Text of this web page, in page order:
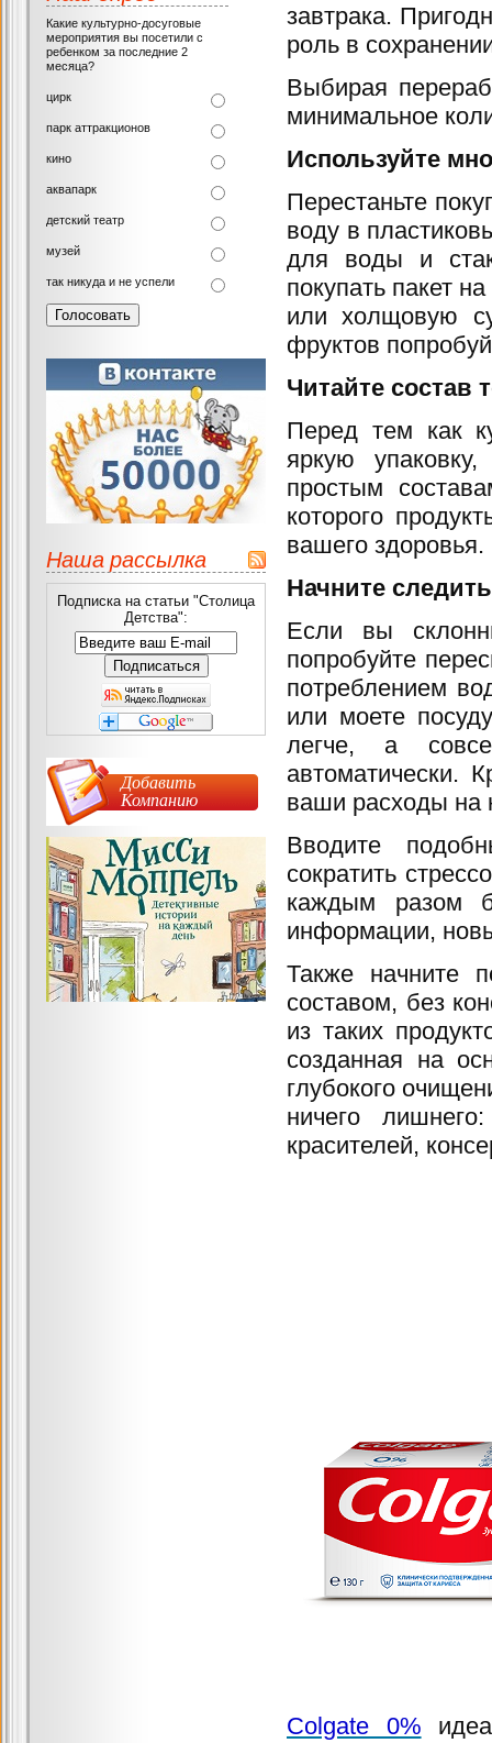
завтрака.
роль в
Выбирая
минимальное
Используйте
Перестаньте
воду в
для воды и
покупать пакет
или холщовую
фруктов
Читайте состав
Перед тем как
яркую
простым
которого
вашего здоровья.
Начните
Если вы
попробуйте
потреблением
или моете
легче, а
автоматически.
ваши расходы на
Вводите
сократить
каждым разом
информации,
Также начните
составом, без
из таких
созданная на
глубокого
ничего
красителей,
Colgate 0%
Какие культурно-досуговые
мероприятия вы посетили с
ребенком за последние 2
месяца?
цирк
парк аттракционов
кино
аквапарк
детский театр
музей
так никуда и не успели
Наша рассылка
Подписка на статьи "Столица
Детства":
Добавить
Компанию